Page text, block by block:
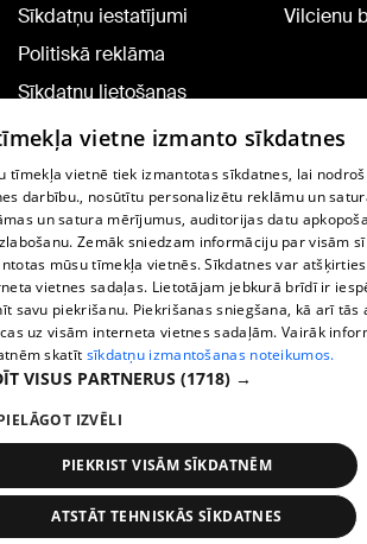
Sīkdatņu iestatījumi
Politiskā reklāma
Sīkdatņu lietošanas
noteikumi
Komentāru pievienošana
Vilcienu
TV programma
Līguma noteikumi
360 Ziņu kontakti
Helio Media
Portāla palīdzības dienests: e-pasts -
All rights reserved.
vietne izmanto sīkdatnes
tīmekļa vietnē tiek izmantotas sīkdatnes, lai
darbību., nosūtītu personalizētu reklāmu un
un satura mērījumus, auditorijas datu
Zemāk sniedzam informāciju par visām
mūsu tīmekļa vietnēs. Sīkdatnes var
vietnes sadaļas. Lietotājam jebkurā brīdī ir
savu piekrišanu. Piekrišanas sniegšana, kā arī tās
uz visām interneta vietnes sadaļām. Vairāk
skatīt sīkdatņu izmantošanas noteikumos.
VISUS PARTNERUS (1718) →
IZVĒLI
PIEKRIST VISĀM SĪKDATNĒM
ATSTĀT TEHNISKĀS SĪKDATNES